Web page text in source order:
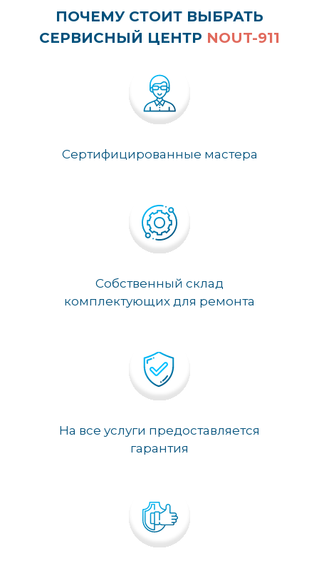
ПОЧЕМУ СТОИТ ВЫБРАТЬ
СЕРВИСНЫЙ ЦЕНТР NOUT-911
Сертифицированные мастера
Собственный склад
комплектующих для ремонта
На все услуги предоставляется
гарантия